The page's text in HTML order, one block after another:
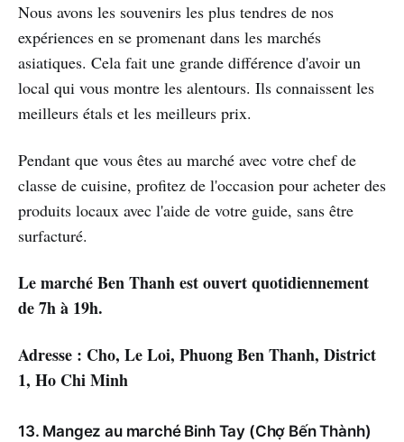
Nous avons les souvenirs les plus tendres de nos
expériences en se promenant dans les marchés
asiatiques. Cela fait une grande différence d'avoir un
local qui vous montre les alentours. Ils connaissent les
meilleurs étals et les meilleurs prix.
Pendant que vous êtes au marché avec votre chef de
classe de cuisine, profitez de l'occasion pour acheter des
produits locaux avec l'aide de votre guide, sans être
surfacturé.
Le marché Ben Thanh est ouvert quotidiennement
de 7h à 19h.
Adresse : Cho, Le Loi, Phuong Ben Thanh, District
1, Ho Chi Minh
13. Mangez au marché Binh Tay (Chợ Bến Thành)